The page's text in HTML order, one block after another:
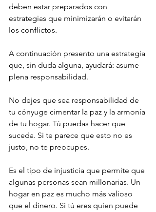
deben estar preparados con
estrategias que minimizarán o evitarán
los conflictos.
A continuación presento una estrategia
que, sin duda alguna, ayudará: asume
plena responsabilidad.
No dejes que sea responsabilidad de
tu cónyuge cimentar la paz y la armonía
de tu hogar. Tú puedas hacer que
suceda. Si te parece que esto no es
justo, no te preocupes.
Es el tipo de injusticia que permite que
algunas personas sean millonarias. Un
hogar en paz es mucho más valioso
que el dinero. Si tú eres quien puede